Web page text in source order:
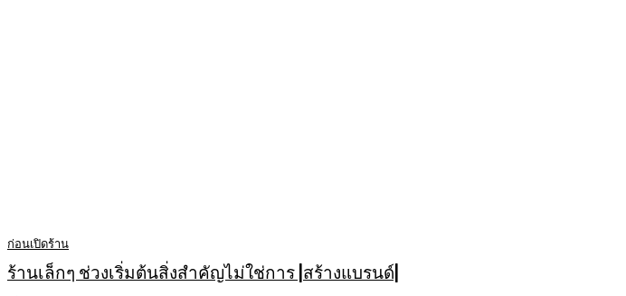
ก่อนเปิดร้าน
ร้านเล็กๆ ช่วงเริ่มต้นสิ่งสำคัญไม่ใช่การ |สร้างแบรนด์|